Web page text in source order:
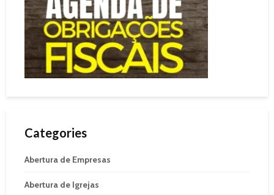
Categories
Abertura de Empresas
Abertura de Igrejas